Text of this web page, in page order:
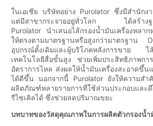
ในเอเชีย บริษัทอย่าง Purolator ซึ่งมีสำนักง
แต่มีสาขากระจายอยู่ทั่วโลก ได้สร้างฐ
Purolator นำเสนอไส้กรองน้ำมันเครื่องหลา
ให้ตรงตามมาตรฐานหรือสูงกว่ามาตรฐาน
อุปกรณ์ดั้งเดิมและผู้บริโภคหลังการขาย ไส้
เทคโนโลยีสื่อขั้นสูง ช่วยเพิ่มประสิทธิภาพการ
อัตราการไหล ส่งผลให้น้ำมันเครื่องสะอาดขึ้น
ได้ดีขึ้น นอกจากนี้ Purolator ยังให้ความสำ
ผลิตภัณฑ์หลายรายการที่ใช้ส่วนประกอบและ
รีไซเคิลได้ ซึ่งช่วยลดปริมาณขยะ
บทบาทของวัสดุคุณภาพในการผลิตตัวกรองน้ำ